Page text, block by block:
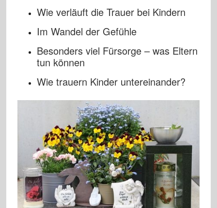
Wie verläuft die Trauer bei Kindern
Im Wandel der Gefühle
Besonders viel Fürsorge – was Eltern
tun können
Wie trauern Kinder untereinander?